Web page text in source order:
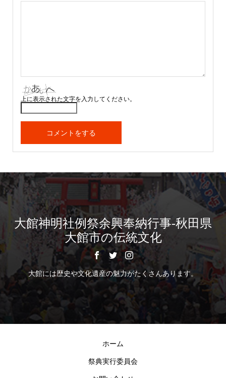
上に表示された文字を入力してください。
大館神明社例祭余興奉納行事-秋田県
大館市の伝統文化
大館には歴史や文化遺産の魅力がたくさんあります。
ホーム
祭典実行委員会